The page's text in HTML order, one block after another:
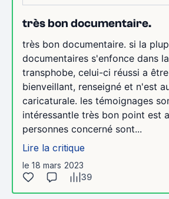
très bon documentaire.
très bon documentaire. si la
documentaires s'enfonce dans
transphobe, celui-ci réussi a
bienveillant, renseigné et n'est
caricaturale. les témoignages
intéressantle très bon point est
personnes concerné sont...
Lire la critique
le 18 mars 2023
39